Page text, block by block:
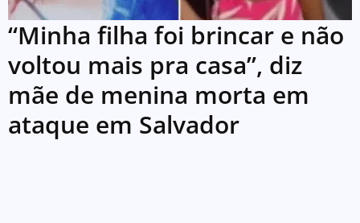
“Minha filha foi brincar e não
voltou mais pra casa”, diz
mãe de menina morta em
ataque em Salvador